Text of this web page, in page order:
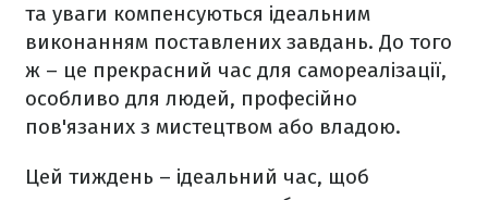
та уваги компенсуються ідеальним
виконанням поставлених завдань. До того
ж – це прекрасний час для самореалізації,
особливо для людей, професійно
пов'язаних з мистецтвом або владою.
Цей тиждень – ідеальний час, щоб